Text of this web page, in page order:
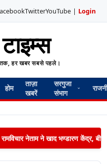
TwitterYouTube | Login
टाइम्स
हर खबर सबसे पहले।
होम
ताज़ा
खबरें
सरगुजा
संभाग
रामविचार नेताम ने खाद भण्डारण केंद्र,